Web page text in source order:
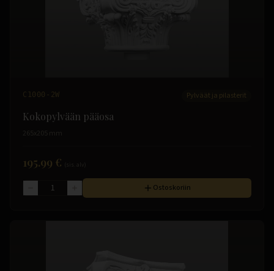
C1000-2W Pylväät ja pilasterit
Kokopylvään pääosa
265x205 mm
195.99 €
Ostoskoriin